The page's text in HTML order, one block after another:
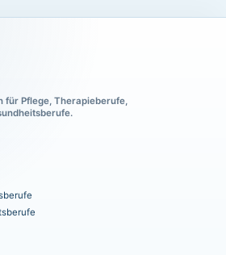
für Pflege, Therapieberufe,